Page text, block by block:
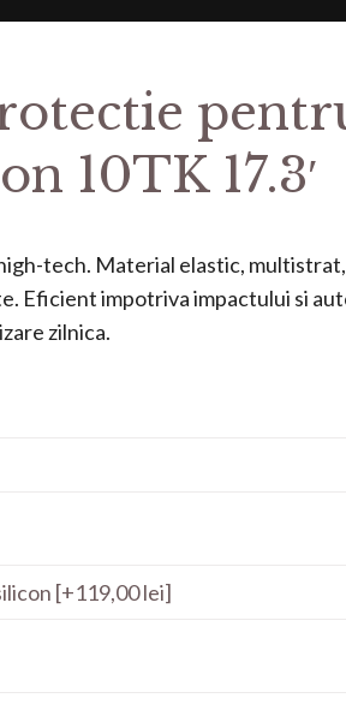
10TK 17.3′
tech. Material elastic,
Eficient impotriva impactului si
zilnica.